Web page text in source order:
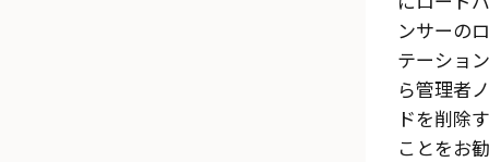
ンサーの
テーショ
ら管理者
ドを削除
ことをお